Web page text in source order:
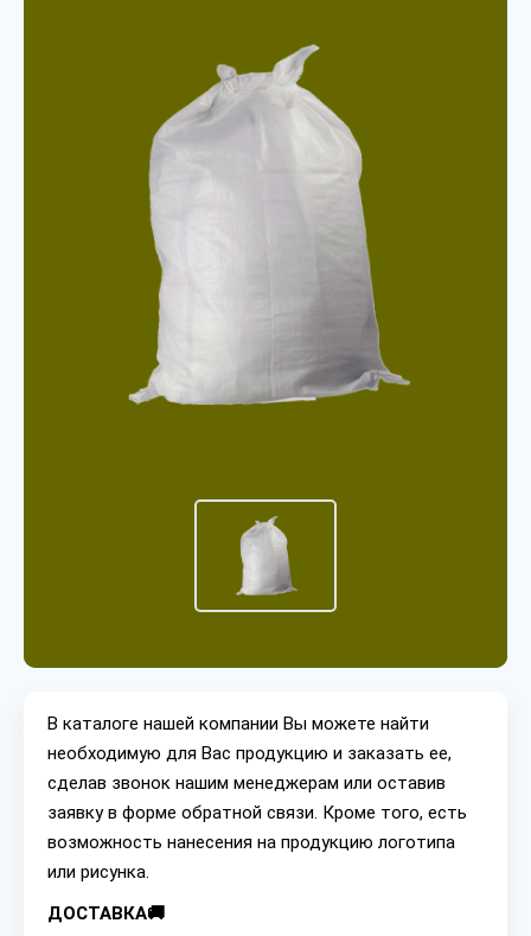
В каталоге нашей компании Вы можете найти
необходимую для Вас продукцию и заказать ее,
сделав звонок нашим менеджерам или оставив
заявку в форме обратной связи. Кроме того, есть
возможность нанесения на продукцию логотипа
или рисунка.
ДОСТАВКА🚚